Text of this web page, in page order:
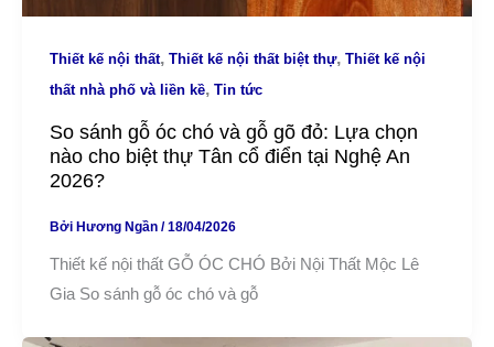
Thiết kế nội thất, Thiết kế nội thất biệt thự, Thiết kế nội
thất nhà phố và liền kề, Tin tức
So sánh gỗ óc chó và gỗ gõ đỏ: Lựa chọn
nào cho biệt thự Tân cổ điển tại Nghệ An
2026?
Bởi Hương Ngần /18/04/2026
Thiết kế nội thất GỖ ÓC CHÓ Bởi Nội Thất Mộc Lê
Gia So sánh gỗ óc chó và gỗ